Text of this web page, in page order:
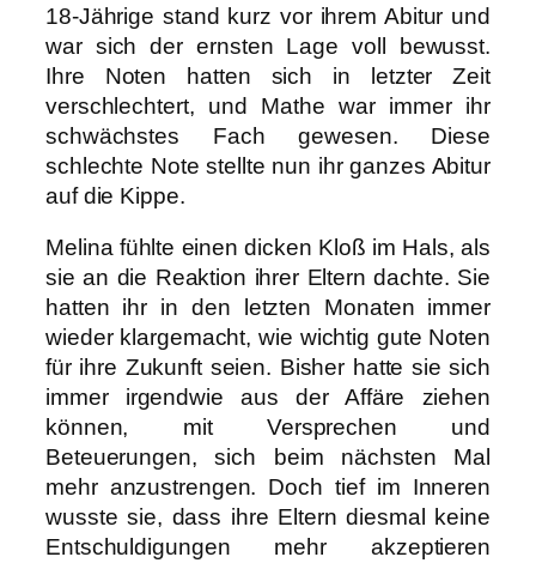
18-Jährige stand kurz vor ihrem Abitur und
war sich der ernsten Lage voll bewusst.
Ihre Noten hatten sich in letzter Zeit
verschlechtert, und Mathe war immer ihr
schwächstes Fach gewesen. Diese
schlechte Note stellte nun ihr ganzes Abitur
auf die Kippe.
Melina fühlte einen dicken Kloß im Hals, als
sie an die Reaktion ihrer Eltern dachte. Sie
hatten ihr in den letzten Monaten immer
wieder klargemacht, wie wichtig gute Noten
für ihre Zukunft seien. Bisher hatte sie sich
immer irgendwie aus der Affäre ziehen
können, mit Versprechen und
Beteuerungen, sich beim nächsten Mal
mehr anzustrengen. Doch tief im Inneren
wusste sie, dass ihre Eltern diesmal keine
Entschuldigungen mehr akzeptieren